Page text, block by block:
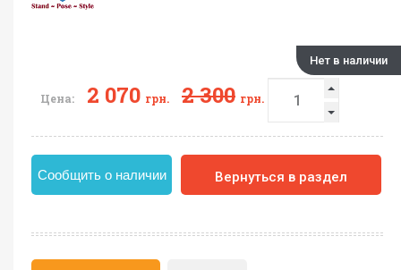
Нет в наличии
Цена: 2 070 грн. 2 300 грн.
Сообщить о наличии Вернуться в раздел